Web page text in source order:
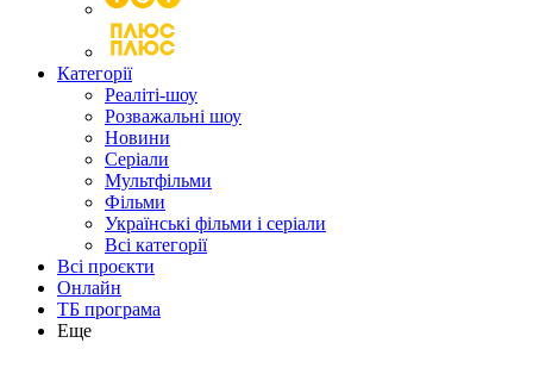
Категорії
Реаліті-шоу
Розважальні шоу
Новини
Серіали
Мультфільми
Фільми
Українські фільми і серіали
Всі категорії
Всі проєкти
Онлайн
ТБ програма
Еще